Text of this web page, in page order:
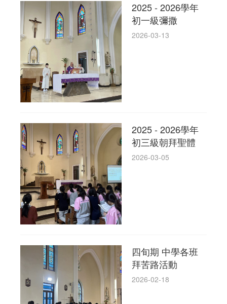
2025 - 2026學年
初一級彌撒
2026-03-13
2025 - 2026學年
初三級朝拜聖體
2026-03-05
四旬期 中學各班
拜苦路活動
2026-02-18